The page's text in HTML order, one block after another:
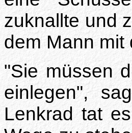
zuknallte und
dem Mann mit
"Sie müssen
einlegen",
Lenkrad tat